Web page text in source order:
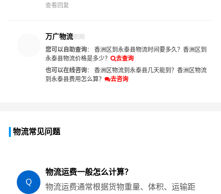
查看回复
万广物流刚刚
您可以自助查询： 香洲区到永泰县物流时间要多久？ 香洲区到
永泰县物流价格是多少？
去查询
也可以在线咨询： 香洲区物流到永泰县几天能到？ 香洲区物流
到永泰县费用怎么算？
去咨询
物流常见问题
Q
物流运费一般怎么计算？
物流运费通常根据货物重量、体积、运输距